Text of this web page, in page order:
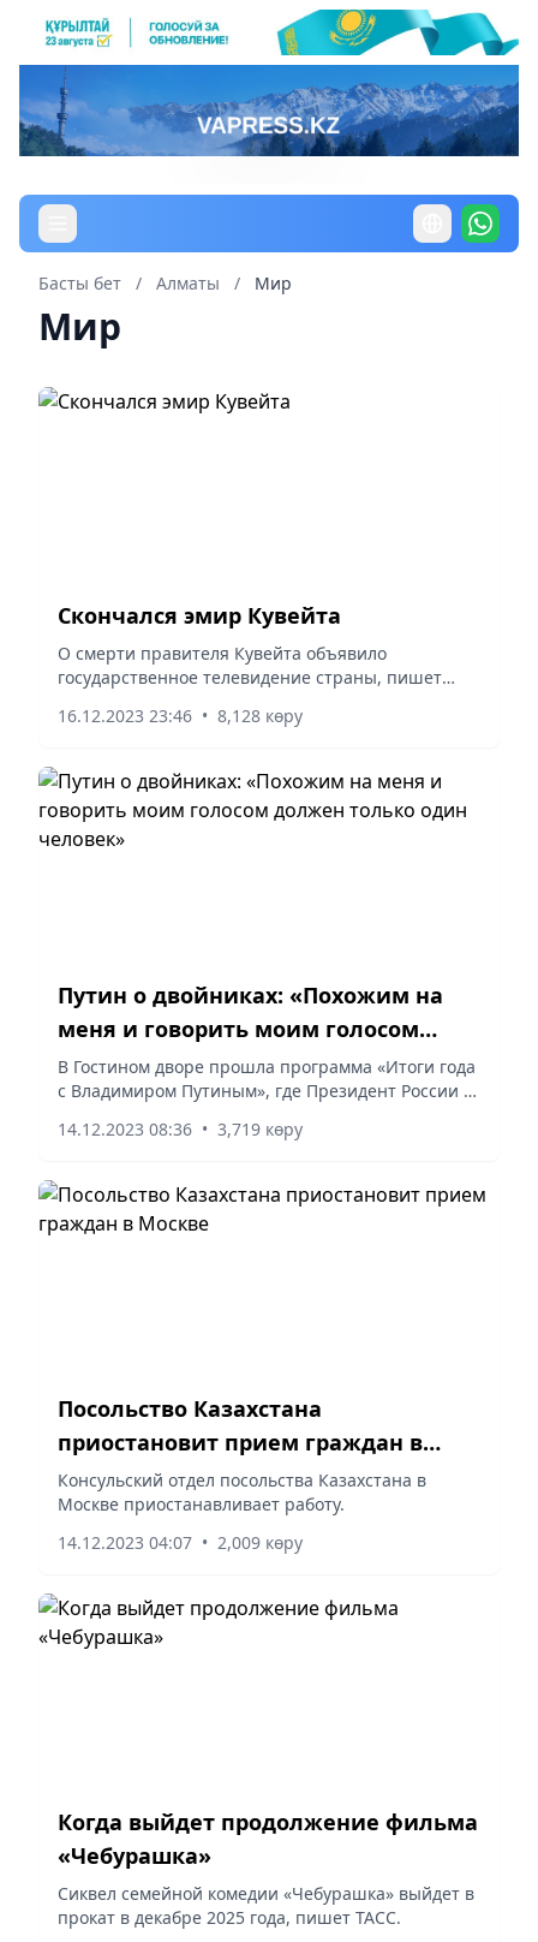
Басты бет / Алматы / Мир
Мир
Скончался эмир Кувейта
О смерти правителя Кувейта объявило
государственное телевидение страны, пишет
16.12.2023 23:46 • 8,128 көру
Путин о двойниках: «Похожим на
меня и говорить моим голосом
должен только один человек»
В Гостином дворе прошла программа «Итоги года
с Владимиром Путиным», где Президент России в
вопросы журналистов и жителей страны.
14.12.2023 08:36 • 3,719 көру
Посольство Казахстана
приостановит прием граждан в
Москве
Консульский отдел посольства Казахстана в
Москве приостанавливает работу.
14.12.2023 04:07 • 2,009 көру
Когда выйдет продолжение фильма
«Чебурашка»
Сиквел семейной комедии «Чебурашка» выйдет в
прокат в декабре 2025 года, пишет ТАСС.